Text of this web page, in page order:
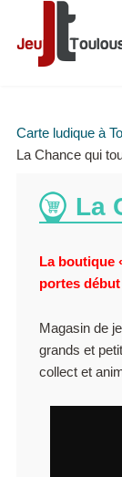
Carte ludique à
La Chance qui
La
La boutique
portes
Magasin de
grands et
collect et